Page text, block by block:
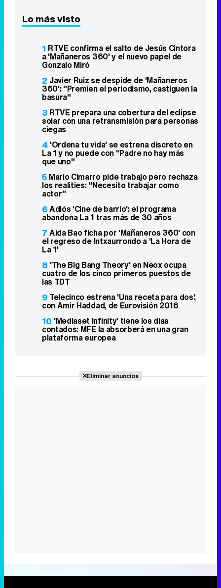
Lo más visto
1 RTVE confirma el salto de Jesús Cintora
a 'Mañaneros 360' y el nuevo papel de
Gonzalo Miró
2 Javier Ruiz se despide de 'Mañaneros
360': "Premien el periodismo, castiguen la
basura"
3 RTVE prepara una cobertura del eclipse
solar con una retransmisión para personas
ciegas
4 'Ordena tu vida' se estrena discreto en
La 1 y no puede con "Padre no hay más
que uno"
5 Mario Cimarro pide trabajo pero rechaza
los realities: "Necesito trabajar como
actor"
6Adiós 'Cine de barrio': el programa
abandona La 1 tras más de 30 años
7 Aida Bao ficha por 'Mañaneros 360' con
el regreso de Intxaurrondo a 'La Hora de
La 1'
8 'The Big Bang Theory' en Neox ocupa
cuatro de los cinco primeros puestos de
las TDT
9 Telecinco estrena 'Una receta para dos',
con Amir Haddad, de Eurovisión 2016
10 'Mediaset Infinity' tiene los días
contados: MFE la absorberá en una gran
plataforma europea
Eliminar anuncios